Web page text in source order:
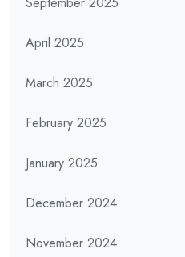
April 2025
March 2025
February 2025
January 2025
December 2024
November 2024